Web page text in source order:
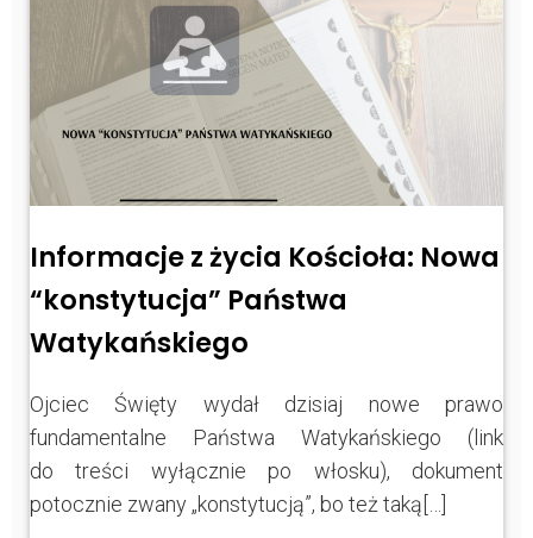
Informacje z życia Kościoła: Nowa
“konstytucja” Państwa
Watykańskiego
Ojciec Święty wydał dzisiaj nowe prawo
fundamentalne Państwa Watykańskiego (link
do treści wyłącznie po włosku), dokument
potocznie zwany „konstytucją”, bo też taką[…]